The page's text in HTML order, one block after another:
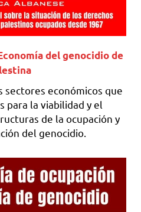
del genocidio de
sectores económicos que
para la viabilidad y el
de la ocupación y
del genocidio.